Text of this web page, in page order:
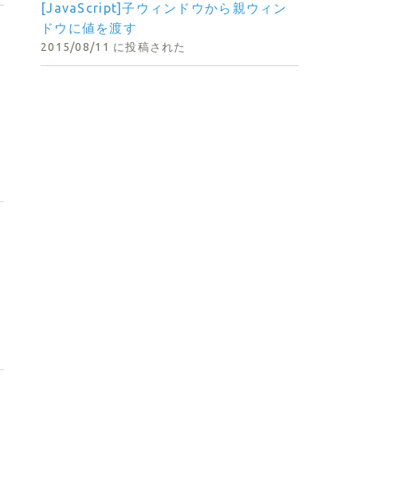
[JavaScript]子ウィンドウから親ウィン
ドウに値を渡す
2015/08/11 に投稿された